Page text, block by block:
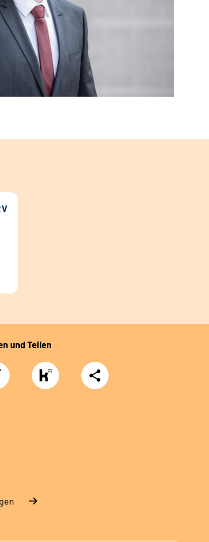
und Teilen
https://www.kununu.com/de/deutsche-
rentenversicherung-
nordbayern6
Teilen